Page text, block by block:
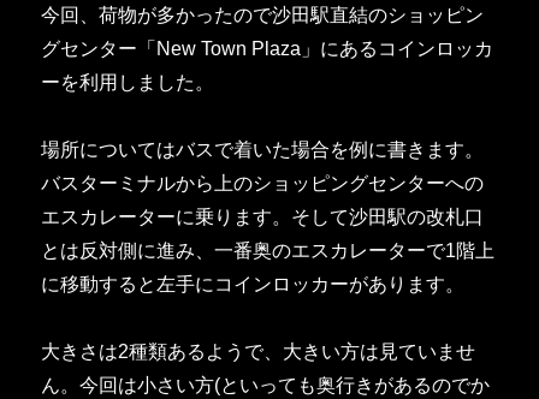
今回、荷物が多かったので沙田駅直結のショッピン
グセンター「New Town Plaza」にあるコインロッカ
ーを利用しました。
場所についてはバスで着いた場合を例に書きます。
バスターミナルから上のショッピングセンターへの
エスカレーターに乗ります。そして沙田駅の改札口
とは反対側に進み、一番奥のエスカレーターで1階上
に移動すると左手にコインロッカーがあります。
大きさは2種類あるようで、大きい方は見ていませ
ん。今回は小さい方(といっても奥行きがあるのでか